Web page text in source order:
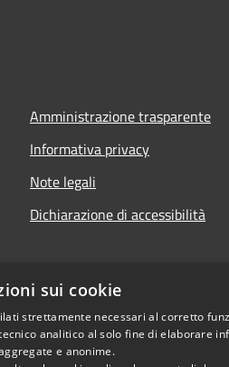
Amministrazione trasparente
Informativa privacy
Note legali
Dichiarazione di accessibilità
sui cookie
strettamente necessari al corretto
analitico al solo fine di elaborare
e anonime.